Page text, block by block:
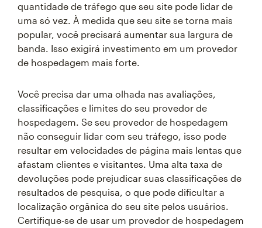
quantidade de tráfego que seu site pode lidar de
uma só vez. À medida que seu site se torna mais
popular, você precisará aumentar sua largura de
banda. Isso exigirá investimento em um provedor
de hospedagem mais forte.
Você precisa dar uma olhada nas avaliações,
classificações e limites do seu provedor de
hospedagem. Se seu provedor de hospedagem
não conseguir lidar com seu tráfego, isso pode
resultar em velocidades de página mais lentas que
afastam clientes e visitantes. Uma alta taxa de
devoluções pode prejudicar suas classificações de
resultados de pesquisa, o que pode dificultar a
localização orgânica do seu site pelos usuários.
Certifique-se de usar um provedor de hospedagem